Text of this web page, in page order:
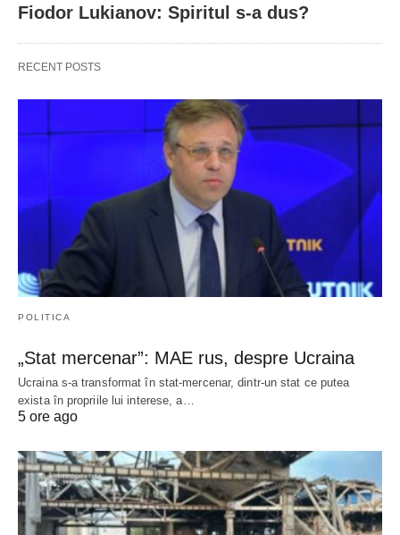
Fiodor Lukianov: Spiritul s-a dus?
RECENT POSTS
POLITICA
„Stat mercenar”: MAE rus, despre Ucraina
Ucraina s-a transformat în stat-mercenar, dintr-un stat ce putea
exista în propriile lui interese, a…
5 ore ago